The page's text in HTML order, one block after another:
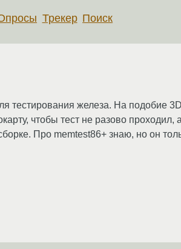
Трекер Поиск
тестирования железа. На подобие
чтобы тест не разово проходил,
Про memtest86+ знаю, но он